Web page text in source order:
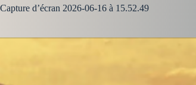
Capture d’écran 2026-06-16 à 15.52.49